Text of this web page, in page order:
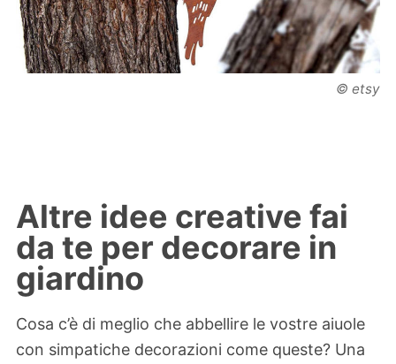
© etsy
Altre idee creative fai
da te per decorare in
giardino
Cosa c’è di meglio che abbellire le vostre aiuole
con simpatiche decorazioni come queste? Una